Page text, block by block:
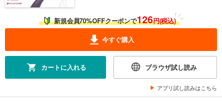
新規会員70%OFFクーポンで126円(税込)
今すぐ購入
カートに入れる ブラウザ試し読み
アプリ試し読みはこちら